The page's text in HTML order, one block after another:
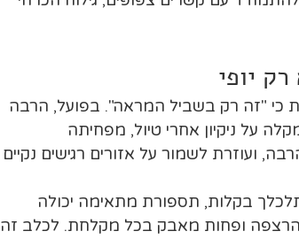
יופי
כי "זה רק בשביל המראה". בפועל, הרבה
על ניקיון אחרי טיול, מפחיתה
ועוזרת לשמור על אזורים רגישים נקיים
בקלות, תספורת מתאימה יכולה
הרצפה ופחות מאבק בכל מקלחת. לכלב זה